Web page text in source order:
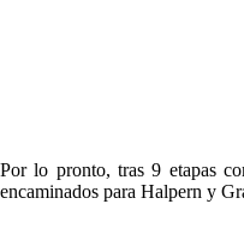
Por lo pronto, tras 9 etapas
encaminados para Halpern y